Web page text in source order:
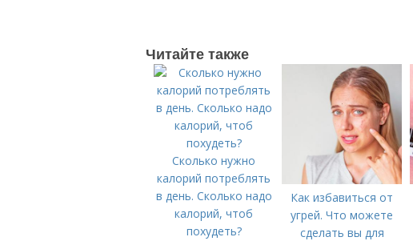
Читайте также
Сколько нужно
калорий потреблять
в день. Сколько надо
калорий, чтоб
похудеть?
Как избавиться от
угрей. Что можете
сделать вы для